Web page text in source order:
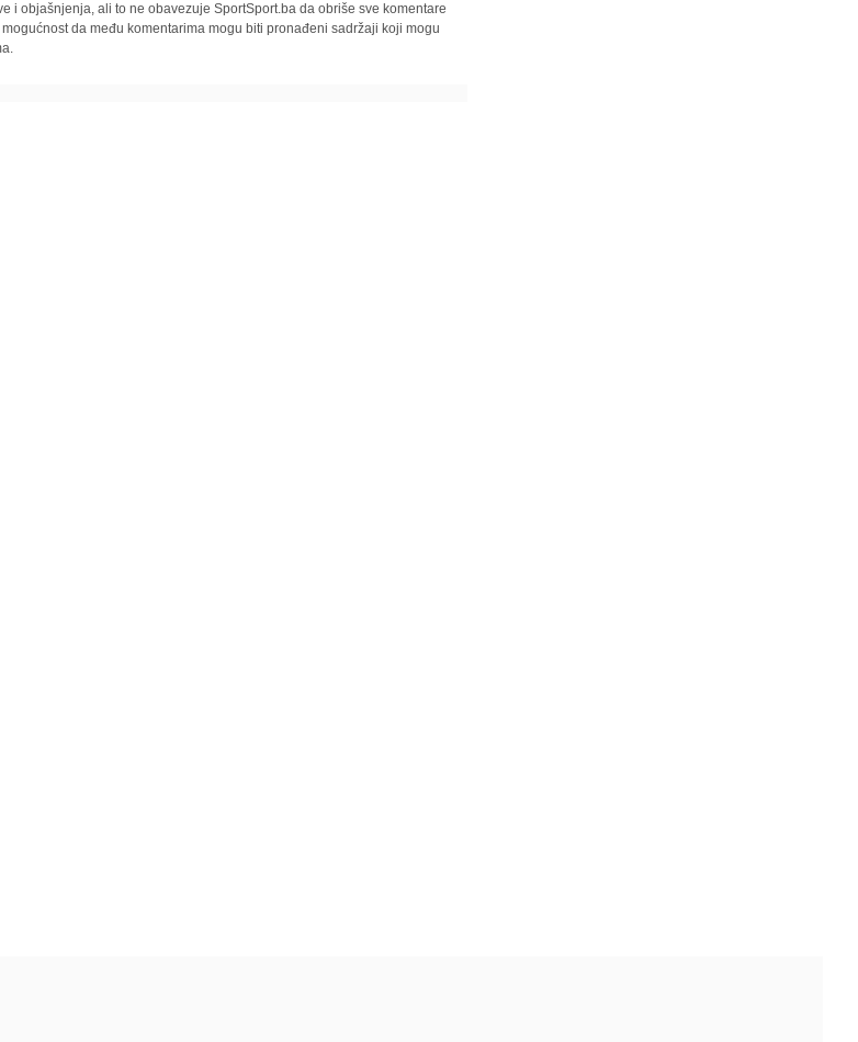
i objašnjenja, ali to ne obavezuje SportSport.ba da obriše sve komentare
da među komentarima mogu biti pronađeni sadržaji koji mogu